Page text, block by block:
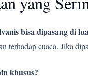
bisa dipasang di
terhadap cuaca. Jika
khusus?